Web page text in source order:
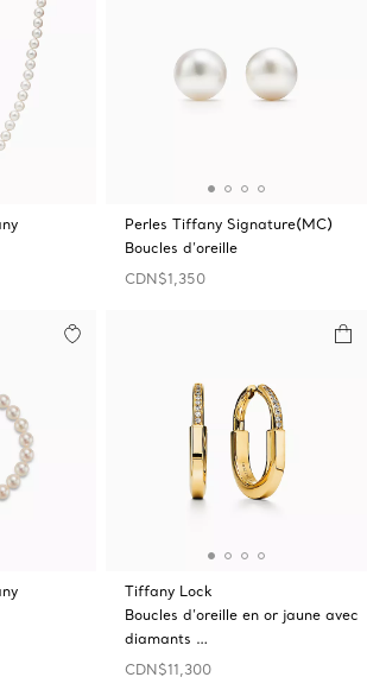
Perles Tiffany Signature(MC)
Boucles d’oreille
CDN$1,350
Tiffany Lock
Boucles d’oreille en or jaune avec
diamants …
CDN$11,300